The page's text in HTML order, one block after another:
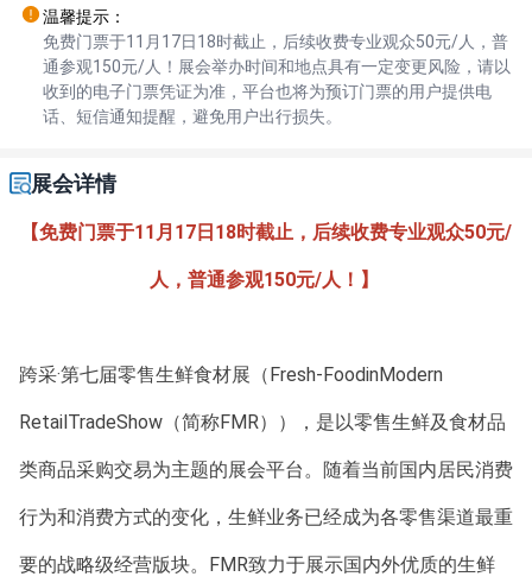
温馨提示：
免费门票于11月17日18时截止，后续收费专业观众50元/人，普
通参观150元/人！展会举办时间和地点具有一定变更风险，请以
收到的电子门票凭证为准，平台也将为预订门票的用户提供电
话、短信通知提醒，避免用户出行损失。
展会详情
【免费门票于11月17日18时截止，后续收费专业观众50元/
人，普通参观150元/人！】
跨采·第七届零售生鲜食材展（Fresh-FoodinModern
RetailTradeShow（简称FMR）），是以零售生鲜及食材品
类商品采购交易为主题的展会平台。随着当前国内居民消费
行为和消费方式的变化，生鲜业务已经成为各零售渠道最重
要的战略级经营版块。FMR致力于展示国内外优质的生鲜